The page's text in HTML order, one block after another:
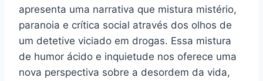
apresenta uma narrativa que mistura mistério,
paranoia e crítica social através dos olhos de
um detetive viciado em drogas. Essa mistura
de humor ácido e inquietude nos oferece uma
nova perspectiva sobre a desordem da vida,